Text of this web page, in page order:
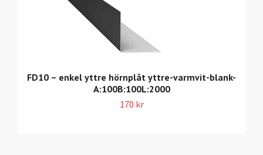
FD10 – enkel yttre hörnplåt yttre-varmvit-blank-
A:100B:100L:2000
170 kr